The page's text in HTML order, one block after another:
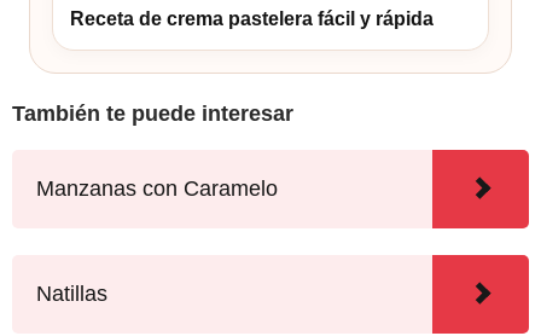
Receta de crema pastelera fácil y rápida
También te puede interesar
Manzanas con Caramelo
Natillas